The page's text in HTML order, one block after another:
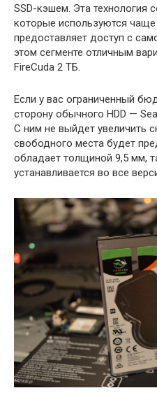
SSD-кэшем. Эта технология
которые используются
предоставляет доступ с
этом сегменте отличным
FireCuda 2 ТБ.
Если у вас ограниченный
сторону обычного HDD —
С ним не выйдет увеличить
свободного места будет
обладает толщиной 9,5 мм,
устанавливается во все